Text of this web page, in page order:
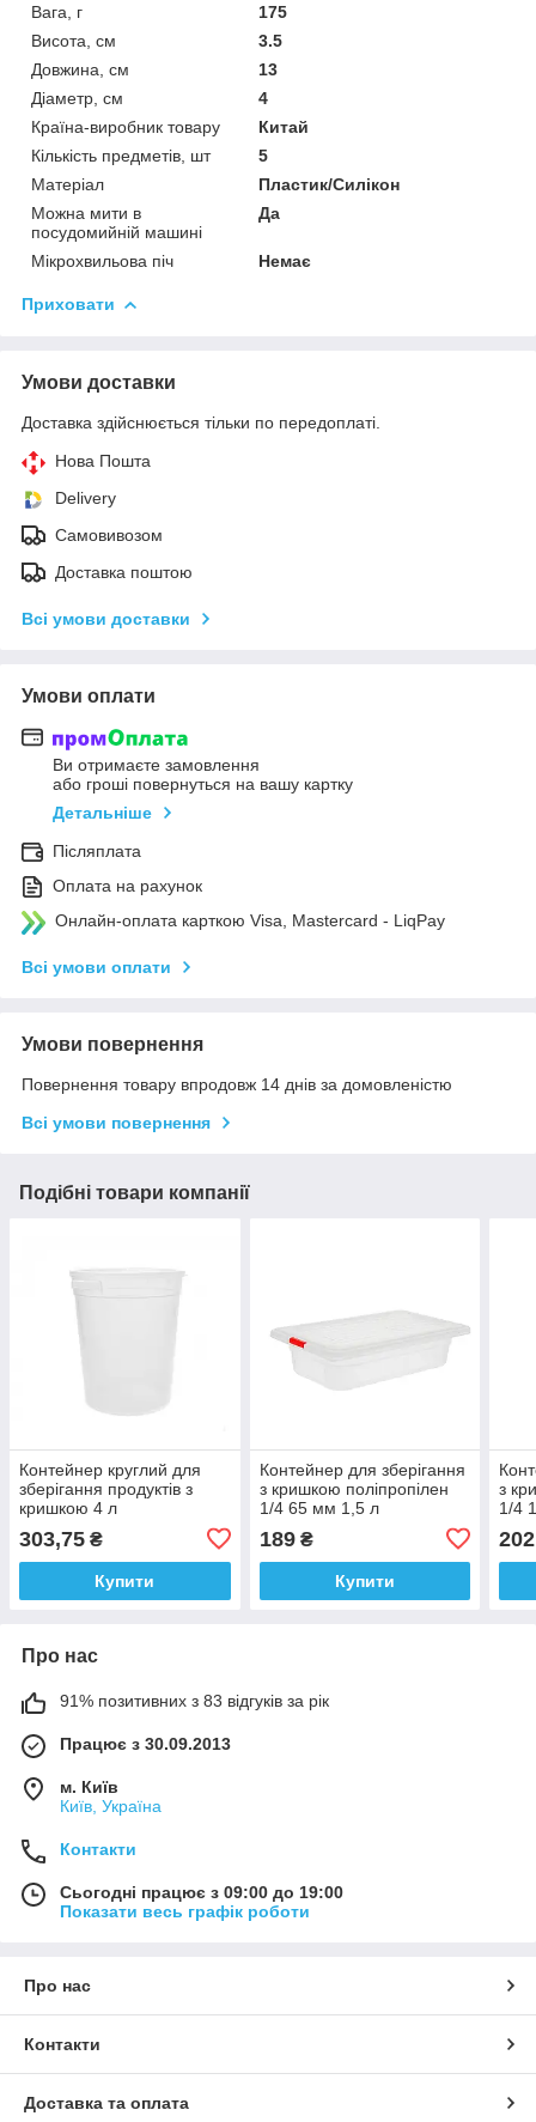
Вага, г
175
Висота, см
3.5
Довжина, см
13
Діаметр, см
4
Країна-виробник товару
Китай
Кількість предметів, шт
5
Матеріал
Пластик/Силікон
Можна мити в
посудомийній машині
Да
Мікрохвильова піч Немає
Приховати
Умови доставки
Доставка здійснюється тільки по передоплаті.
Нова Пошта
Delivery
Самовивозом
Доставка поштою
Всі умови доставки
Умови оплати
Ви отримаєте замовлення
або гроші повернуться на вашу картку
Детальніше
Післяплата
Оплата на рахунок
Онлайн-оплата карткою Visa, Mastercard - LiqPay
Всі умови оплати
Умови повернення
Повернення товару впродовж 14 днів за домовленістю
Всі умови повернення
Подібні товари компанії
Контейнер круглий для
зберігання продуктів з
кришкою 4 л
303,75 ₴
Купити
Контейнер для зберігання
з кришкою поліпропілен
1/4 65 мм 1,5 л
189₴
Купити
з
1/4
Про нас
91% позитивних з 83 відгуків за рік
Працює з 30.09.2013
м. Київ
Київ, Україна
Контакти
Сьогодні працює з 09:00 до 19:00
Показати весь графік роботи
Про нас
Контакти
Доставка та оплата